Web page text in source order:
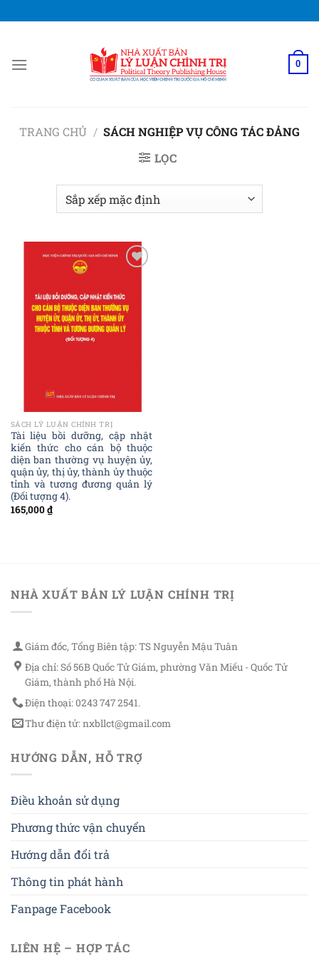
qua
dung
0
TRANG CHỦ / SÁCH NGHIỆP VỤ CÔNG TÁC ĐẢNG
LỌC
SÁCH LÝ LUẬN CHÍNH TRỊ
Tài liệu bồi dưỡng, cập nhật
kiến thức cho cán bộ thuộc
diện ban thường vụ huyện ủy,
quận ủy, thị ủy, thành ủy thuộc
tỉnh và tương đương quản lý
(Đối tượng 4).
165,000₫
NHÀ XUẤT BẢN LÝ LUẬN CHÍNH TRỊ
Giám đốc, Tổng Biên tập: TS Nguyễn Mậu Tuân
Địa chỉ: Số 56B Quốc Tử Giám, phường Văn Miếu - Quốc Tử
Giám, thành phố Hà Nội.
Điện thoại: 0243 747 2541.
Thư điện tử: nxbllct@gmail.com
HƯỚNG DẪN, HỖ TRỢ
Điều khoản sử dụng
Phương thức vận chuyển
Hướng dẫn đổi trả
Thông tin phát hành
Fanpage Facebook
LIÊN HỆ – HỢP TÁC